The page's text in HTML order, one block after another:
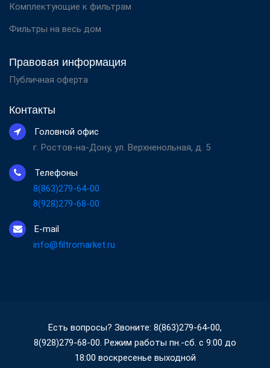
Комплектующие к фильтрам
Фильтры на весь дом
Правовая информация
Публичная оферта
Контакты
Головной офис
г. Ростов-на-Дону, ул. Верхненольная, д. 5
Телефоны
8(863)279-64-00
8(928)279-68-00
E-mail
info@filtromarket.ru
Есть вопросы? Звоните: 8(863)279-64-00,
8(928)279-68-00. Режим работы пн.-сб. с 9:00 до
18:00 воскресенье выходной